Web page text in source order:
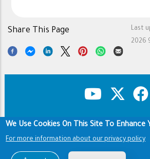
Last
2026
Share This Page
Footer Copyright & Disclaimer
Terms of use
We Use Cookies On This Site To Enhance
For more information about our privacy policy